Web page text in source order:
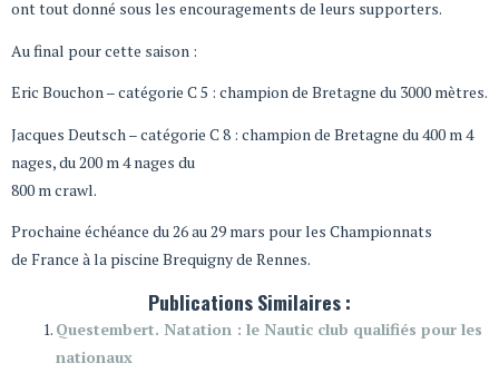
ont tout donné sous les encouragements de leurs supporters.
Au final pour cette saison :
Eric Bouchon – catégorie C 5 : champion de Bretagne du 3000 mètres.
Jacques Deutsch – catégorie C 8 : champion de Bretagne du 400 m 4
nages, du 200 m 4 nages du
800 m crawl.
Prochaine échéance du 26 au 29 mars pour les Championnats
de France à la piscine Brequigny de Rennes.
Publications Similaires :
Questembert. Natation : le Nautic club qualifiés pour les
nationaux